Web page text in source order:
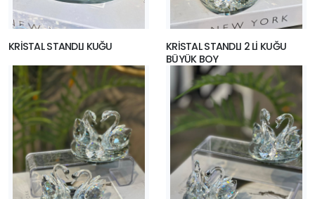
KRİSTAL STANDLI KUĞU
KRİSTAL STANDLI 2 Lİ KUĞU
BÜYÜK BOY